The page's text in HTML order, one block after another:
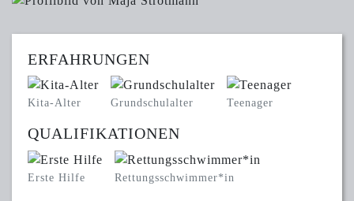
ERFAHRUNGEN
Kita-Alter Grundschulalter Teenager
QUALIFIKATIONEN
Erste Hilfe Rettungsschwimmer*in